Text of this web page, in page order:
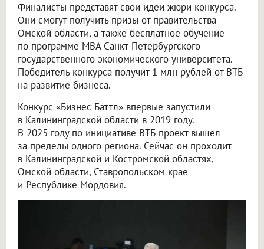
Финалисты представят свои идеи жюри конкурса.
Они смогут получить призы от правительства
Омской области, а также бесплатное обучение
по программе MBA Санкт-Петербургского
государственного экономического университета.
Победитель конкурса получит 1 млн рублей от ВТБ
на развитие бизнеса.
Конкурс «Бизнес Баттл» впервые запустили
в Калининградской области в 2019 году.
В 2025 году по инициативе ВТБ проект вышел
за пределы одного региона. Сейчас он проходит
в Калининградской и Костромской областях,
Омской области, Ставропольском крае
и Республике Мордовия.